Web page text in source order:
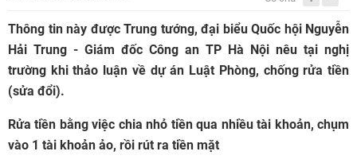
Thông tin này được Trung tướng, đại biểu Quốc hội Nguyễn
Hải Trung - Giám đốc Công an TP Hà Nội nêu tại nghị
trường khi thảo luận về dự án Luật Phòng, chống rửa tiền
(sửa đổi).
Rửa tiền bằng việc chia nhỏ tiền qua nhiều tài khoản, chụm
vào 1 tài khoản ảo, rồi rút ra tiền mặt